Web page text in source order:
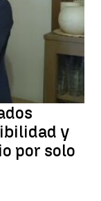
y
por solo